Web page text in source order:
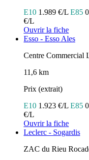
E10 1.989 €/L E85
€/L
Ouvrir la fiche
Esso - Esso Ales
Centre Commercial
11,6 km
Prix (extrait)
E10 1.923 €/L E85
€/L
Ouvrir la fiche
Leclerc - Sogardis
ZAC du Rieu